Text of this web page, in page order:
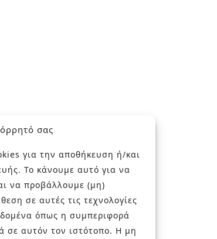
σας
για την αποθήκευση ή/και
Το κάνουμε αυτό για να
να προβάλλουμε (μη)
σε αυτές τις τεχνολογίες
όπως η συμπεριφορά
σε αυτόν τον ιστότοπο. Η μη